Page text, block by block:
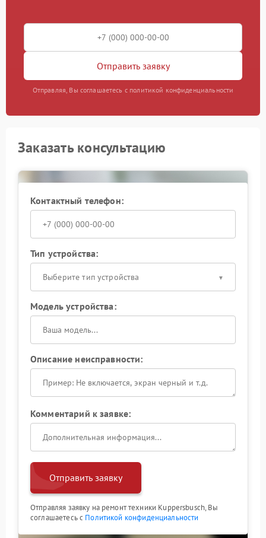
Отправить заявку
Отправляя, Вы соглашаетесь с политикой конфиденциальности
Заказать консультацию
Контактный телефон:
Тип устройства:
Выберите тип устройства
Модель устройства:
Описание неисправности:
Комментарий к заявке:
Отправить заявку
Отправляя заявку на ремонт техники Kuppersbusch, Вы
соглашаетесь с Политикой конфиденциальности